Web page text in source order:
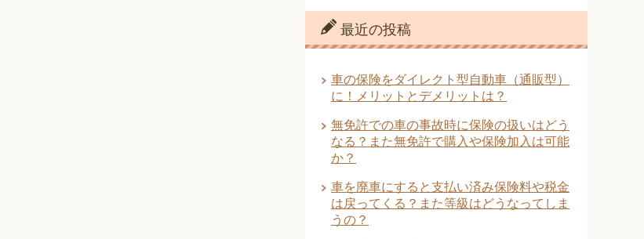
最近の投稿
車の保険をダイレクト型自動車（通販型）
に！メリットとデメリットは？
無免許での車の事故時に保険の扱いはどう
なる？また無免許で購入や保険加入は可能
か？
車を廃車にすると支払い済み保険料や税金
は戻ってくる？また等級はどうなってしま
うの？